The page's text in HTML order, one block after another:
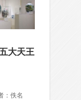
大天王
佚名